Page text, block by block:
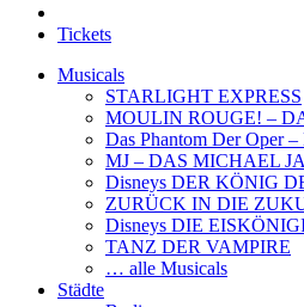
Tickets
Musicals
STARLIGHT EXPRESS
MOULIN ROUGE! –
Das Phantom Der Oper –
MJ – DAS MICHAEL
Disneys DER KÖNIG
ZURÜCK IN DIE
Disneys DIE
TANZ DER VAMPIRE
… alle Musicals
Städte